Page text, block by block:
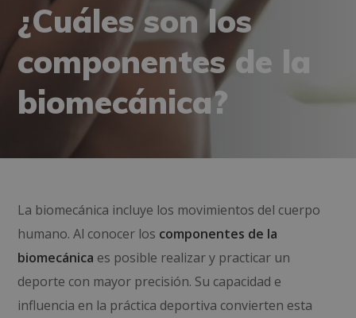
¿Cuáles son los
componentes de la
biomecánica?
La biomecánica incluye los movimientos del cuerpo
humano. Al conocer los componentes de la
biomecánica es posible realizar y practicar un
deporte con mayor precisión. Su capacidad e
influencia en la práctica deportiva convierten esta